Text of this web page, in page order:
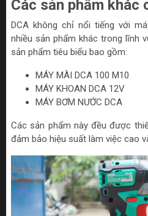
Các sản phẩm khác
DCA không chỉ nổi tiếng với
nhiều sản phẩm khác trong lĩnh
sản phẩm tiêu biểu bao gồm:
MÁY MÀI DCA 100 M10
MÁY KHOAN DCA 12V
MÁY BƠM NƯỚC DCA
Các sản phẩm này đều được
đảm bảo hiệu suất làm việc cao